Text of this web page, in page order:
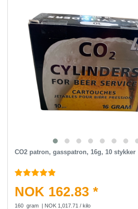
CO2 patron, gasspatron, 16g, 10 stykker
NOK 162.83 *
160 gram | NOK 1,017.71 / kilo